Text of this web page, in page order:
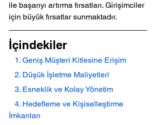
ile başarıyı artırma fırsatları. Girişimciler
için büyük fırsatlar sunmaktadır.
İçindekiler
   1. Geniş Müşteri Kitlesine Erişim
   2. Düşük İşletme Maliyetleri
   3. Esneklik ve Kolay Yönetim
İmkanları